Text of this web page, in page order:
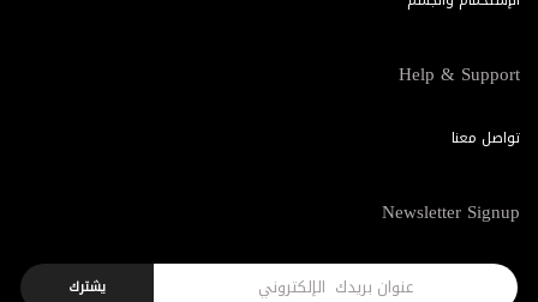
Help & Support
تواصل معنا
Newsletter Signup
يشترك